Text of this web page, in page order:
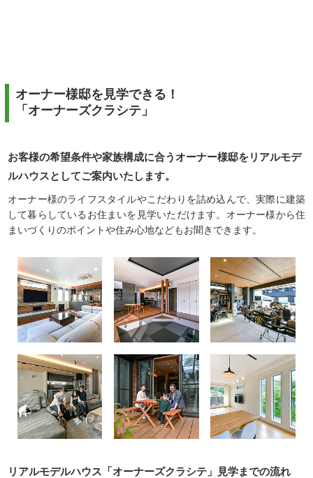
オーナー様邸を見学できる！
「オーナーズクラシテ」
お客様の希望条件や家族構成に合うオーナー様邸をリアルモデ
ルハウスとしてご案内いたします。
オーナー様のライフスタイルやこだわりを詰め込んで、実際に建築
して暮らしているお住まいを見学いただけます。オーナー様から住
まいづくりのポイントや住み心地などもお聞きできます。
リアルモデルハウス「オーナーズクラシテ」 見学までの流れ